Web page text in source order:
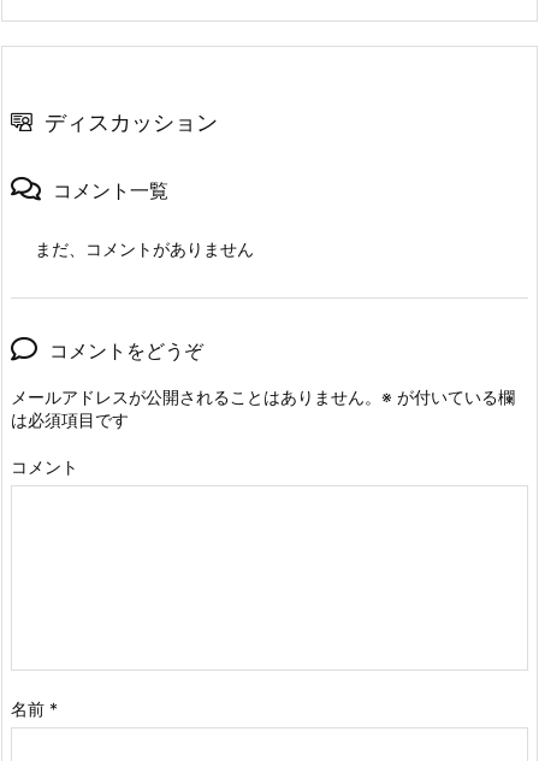
ディスカッション
コメント一覧
まだ、コメントがありません
コメントをどうぞ
メールアドレスが公開されることはありません。 ※ が付いている欄
は必須項目です
コメント
名前 *